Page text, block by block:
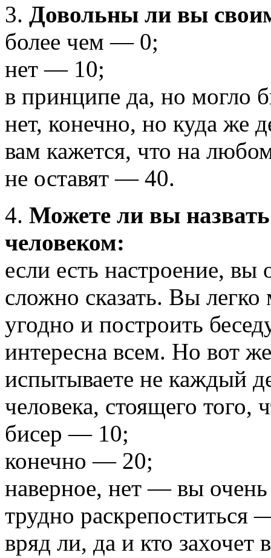
3. Довольны ли вы
более чем — 0;
нет — 10;
в принципе да, но
нет, конечно, но куда же
вам кажется, что на
не оставят — 40.
4. Можете ли вы
человеком:
если есть настроение,
сложно сказать. Вы легко
угодно и построить
интересна всем. Но вот
испытываете не каждый
человека, стоящего того,
бисер — 10;
конечно — 20;
наверное, нет — вы
трудно раскрепоститься
вряд ли, да и кто